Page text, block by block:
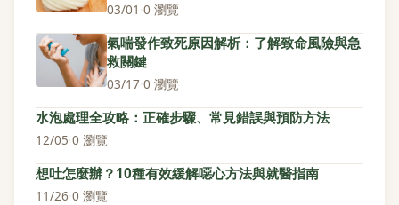
03/01 ·0 瀏覽
氣喘發作致死原因解析：了解致命風險與急
救關鍵
03/17·0 瀏覽
水泡處理全攻略：正確步驟、常見錯誤與預防方法
12/05·0 瀏覽
想吐怎麼辦？10種有效緩解噁心方法與就醫指南
11/26·0 瀏覽